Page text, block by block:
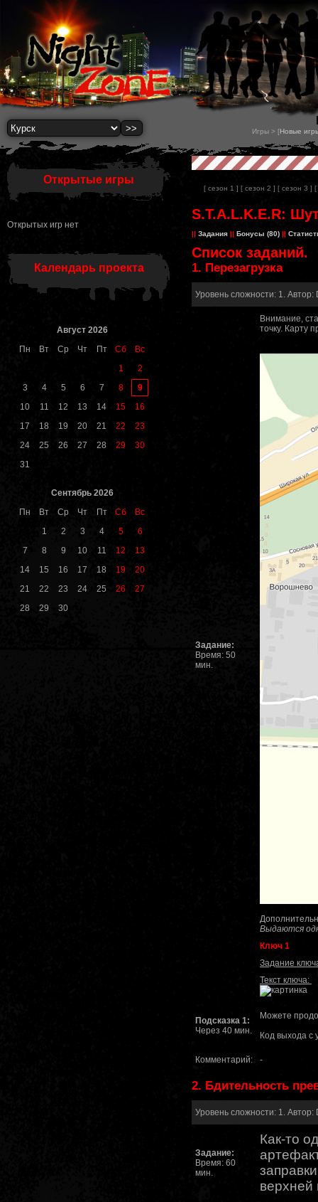
Игры > [Новые
Открытые игры
Открытых игр нет
Календарь проекта
Август 2026
Пн
Вт Ср Чт Пт Сб
Вс
1
2
3
4 5 6 7 8
9
10
11 12 13 14 15
16
17
18 19 20 21 22
23
24
25 26 27 28 29
30
31
Сентябрь 2026
Пн
Вт Ср Чт Пт Сб
Вс
1
2 3 4 5
6
7
8 9 10 11 12
13
14
15 16 17 18 19
20
21
22 23 24 25 26
27
28
29 30
[ сезон 1 ] [ сезон 2 ] [ сезон 3 ]
S.T.A.L.K.E.R:
Задания Бонусы (80)
Список заданий.
1. Перезагрузка
Уровень сложности: 1. Автор:
Задание:
Время: 50
мин.
Внимание,
точку. Карту
Выдаются
Ключ 1
Задание
Текст ключа:
Подсказка 1:
Через 40 мин.
Можете
Код выхода с
Комментарий: -
2. Бдительность
Уровень сложности: 1.
Задание:
Время: 60
мин.
Как-то
верхней